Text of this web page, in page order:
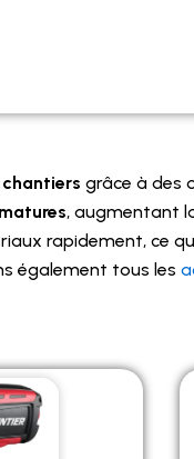
chantiers grâce à des
, augmentant
rapidement, ce
également tous les